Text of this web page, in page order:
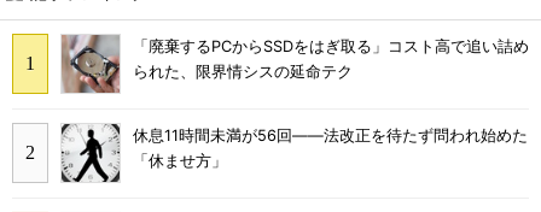
「廃棄するPCからSSDをはぎ取る」コスト高で追い詰め
られた、限界情シスの延命テク
休息11時間未満が56回――法改正を待たず問われ始めた
「休ませ方」